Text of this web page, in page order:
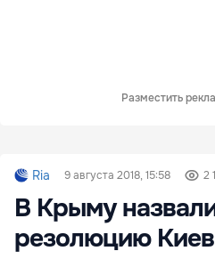
Разместить
Ria 9 августа 2018, 15:58 2
В Крыму
резолюцию